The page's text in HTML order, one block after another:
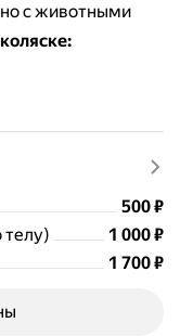
с животными
:
Цена
500₽
телу)
Цена
1000
1 000₽
Цена
1700
1 700₽